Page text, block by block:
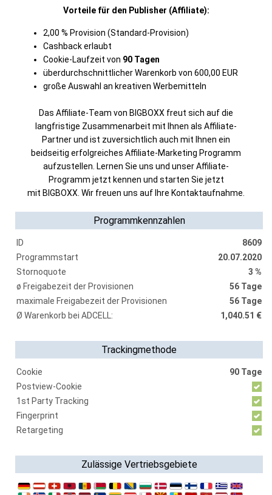
Vorteile für den Publisher (Affiliate):
2,00 % Provision (Standard-Provision)
Cashback erlaubt
Cookie-Laufzeit von 90 Tagen
überdurchschnittlicher Warenkorb von 600,00 EUR
große Auswahl an kreativen Werbemitteln
Das Affiliate-Team von BIGBOXX freut sich auf die
langfristige Zusammenarbeit mit Ihnen als Affiliate-
Partner und ist zuversichtlich auch mit Ihnen ein
beidseitig erfolgreiches Affiliate-Marketing Programm
aufzustellen. Lernen Sie uns und unser Affiliate-
Programm jetzt kennen und starten Sie jetzt
mit BIGBOXX. Wir freuen uns auf Ihre Kontaktaufnahme.
Programmkennzahlen
ID
8609
Programmstart
20.07.2020
Stornoquote
3 %
ø Freigabezeit der Provisionen
56 Tage
maximale Freigabezeit der Provisionen
56 Tage
Ø Warenkorb bei ADCELL:
1,040.51 €
Trackingmethode
Cookie
90 Tage
Postview-Cookie
1st Party Tracking
Fingerprint
Retargeting
Zulässige Vertriebsgebiete